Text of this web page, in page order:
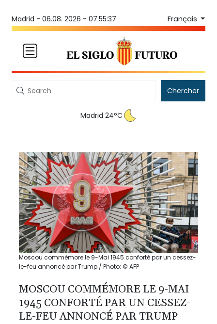
Madrid - 06.08. 2026 - 07:55:37 Français
Chercher
Madrid 24°C
Moscou commémore le 9-Mai 1945 conforté par un cessez-
le-feu annoncé par Trump / Photo: © AFP
MOSCOU COMMÉMORE LE 9-MAI
1945 CONFORTÉ PAR UN CESSEZ-
LE-FEU ANNONCÉ PAR TRUMP